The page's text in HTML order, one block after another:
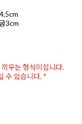
3cm
우는 형식이십니다.
수 있습니다. *